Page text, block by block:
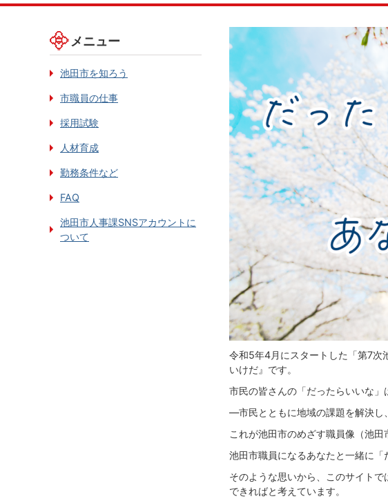
メニュー
池田市を知ろう
市職員の仕事
採用試験
人材育成
勤務条件など
FAQ
池田市人事課SNSアカウントに
ついて
令和5年4月にスタートした「第7次
いけだ』です。
市民の皆さんの「だったらいいな」
―市民とともに地域の課題を解決
これが池田市のめざす職員像（池田
池田市職員になるあなたと一緒に「
そのような思いから、このサイト
できればと考えています。